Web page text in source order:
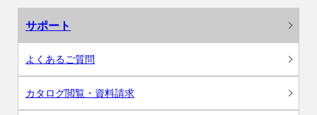
サポート
よくあるご質問
カタログ閲覧・資料請求